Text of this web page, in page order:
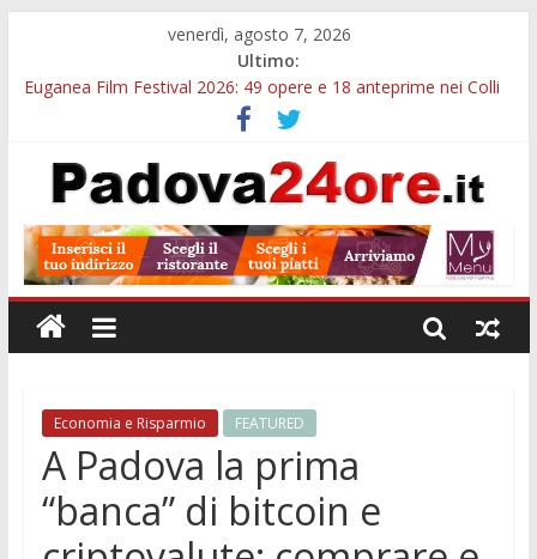
venerdì, agosto 7, 2026
Ultimo:
Euganea Film Festival 2026: 49 opere e 18 anteprime nei Colli
Slow Looking agli Eremitani: un’ora per osservare davvero
un’opera
Notizie di Padova alle ore 21: lavoratore morto, credito sul
Orto Botanico Padova: visite ed escursioni fino a settembre
Concorso Università di Padova: 5 funzionari, domande entro il
7 agosto
Economia e Risparmio FEATURED
A Padova la prima
“banca” di bitcoin e